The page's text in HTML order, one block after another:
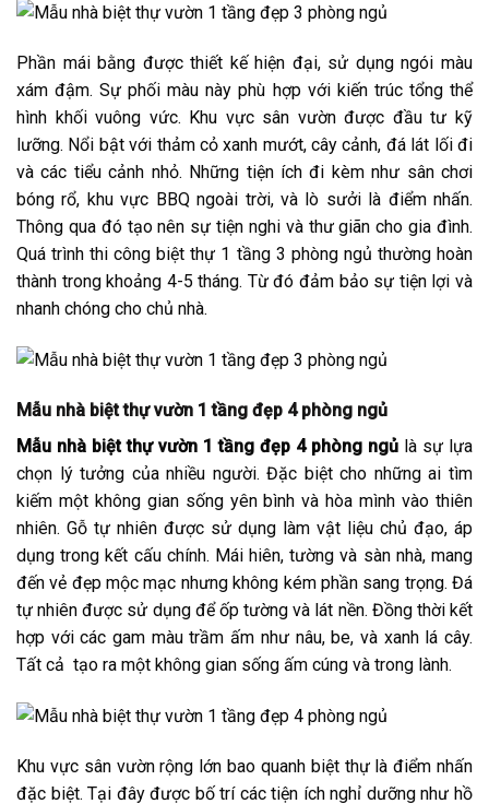
Phần mái bằng được thiết kế hiện đại, sử dụng ngói màu
xám đậm. Sự phối màu này phù hợp với kiến trúc tổng thể
hình khối vuông vức. Khu vực sân vườn được đầu tư kỹ
lưỡng. Nổi bật với thảm cỏ xanh mướt, cây cảnh, đá lát lối đi
và các tiểu cảnh nhỏ. Những tiện ích đi kèm như sân chơi
bóng rổ, khu vực BBQ ngoài trời, và lò sưởi là điểm nhấn.
Thông qua đó tạo nên sự tiện nghi và thư giãn cho gia đình.
Quá trình thi công biệt thự 1 tầng 3 phòng ngủ thường hoàn
thành trong khoảng 4-5 tháng. Từ đó đảm bảo sự tiện lợi và
nhanh chóng cho chủ nhà.
Mẫu nhà biệt thự vườn 1 tầng đẹp 4 phòng ngủ
Mẫu nhà biệt thự vườn 1 tầng đẹp 4 phòng ngủ là sự lựa
chọn lý tưởng của nhiều người. Đặc biệt cho những ai tìm
kiếm một không gian sống yên bình và hòa mình vào thiên
nhiên. Gỗ tự nhiên được sử dụng làm vật liệu chủ đạo, áp
dụng trong kết cấu chính. Mái hiên, tường và sàn nhà, mang
đến vẻ đẹp mộc mạc nhưng không kém phần sang trọng. Đá
tự nhiên được sử dụng để ốp tường và lát nền. Đồng thời kết
hợp với các gam màu trầm ấm như nâu, be, và xanh lá cây.
Tất cả tạo ra một không gian sống ấm cúng và trong lành.
Khu vực sân vườn rộng lớn bao quanh biệt thự là điểm nhấn
đặc biệt. Tại đây được bố trí các tiện ích nghỉ dưỡng như hồ